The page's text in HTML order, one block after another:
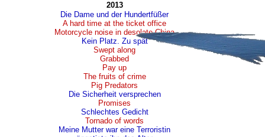
2013
Die Dame und der Hundertfüßer
A hard time at the ticket office
Motorcycle noise in desolate China
Kein Platz. Zu spät
Swept along
Grabbed
Pay up
The fruits of crime
Pig Predators
Die Sicherheit versprechen
Promises
Schlechtes Gedicht
Tornado of words
Meine Mutter war eine Terroristin